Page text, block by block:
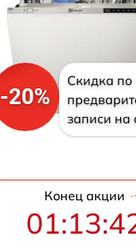
-20%
Скидка по
записи на
Конец акции